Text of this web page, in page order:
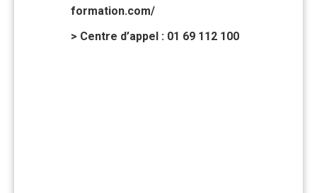
formation.com/
> Centre d’appel : 01 69 112 100